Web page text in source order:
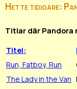
Hette tidigare:
Titlar där Pandora
Titel:
Run, Fatboy, Run
The Lady in the Van